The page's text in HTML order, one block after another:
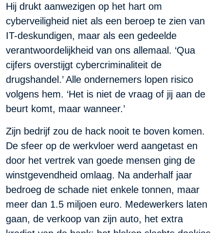
Hij drukt aanwezigen op het hart om
cyberveiligheid niet als een beroep te zien van
IT-deskundigen, maar als een gedeelde
verantwoordelijkheid van ons allemaal. ‘Qua
cijfers overstijgt cybercriminaliteit de
drugshandel.’ Alle ondernemers lopen risico
volgens hem. ‘Het is niet de vraag of jij aan de
beurt komt, maar wanneer.’
Zijn bedrijf zou de hack nooit te boven komen.
De sfeer op de werkvloer werd aangetast en
door het vertrek van goede mensen ging de
winstgevendheid omlaag. Na anderhalf jaar
bedroeg de schade niet enkele tonnen, maar
meer dan 1.5 miljoen euro. Medewerkers laten
gaan, de verkoop van zijn auto, het extra